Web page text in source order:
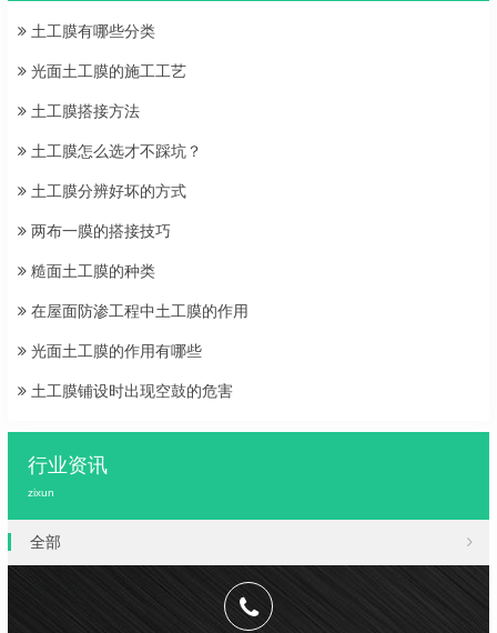
土工膜有哪些分类
光面土工膜的施工工艺
土工膜搭接方法
土工膜怎么选才不踩坑？
土工膜分辨好坏的方式
两布一膜的搭接技巧
糙面土工膜的种类
在屋面防渗工程中土工膜的作用
光面土工膜的作用有哪些
土工膜铺设时出现空鼓的危害
行业资讯
zixun
全部